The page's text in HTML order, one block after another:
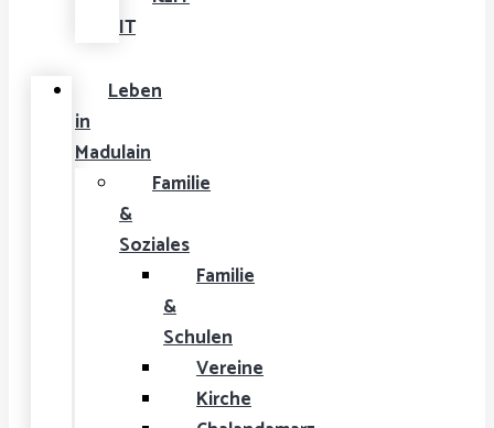
IT
Leben
in
Madulain
Familie
&
Soziales
Familie
&
Schulen
Vereine
Kirche